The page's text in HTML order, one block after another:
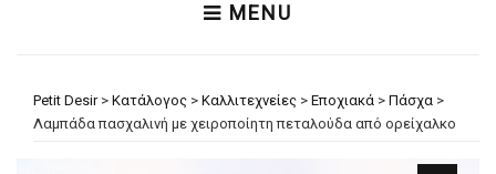
MENU
Petit Desir> Κατάλογος > Καλλιτεχνείες > Εποχιακά > Πάσχα >
Λαμπάδα πασχαλινή με χειροποίητη πεταλούδα από ορείχαλκο